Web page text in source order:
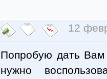
12
Попробую дать Вам
нужно